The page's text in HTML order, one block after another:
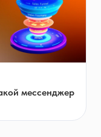
мессенджер